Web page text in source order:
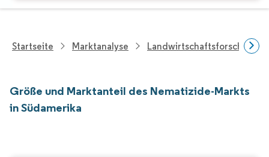
Startseite Marktanalyse Landwirtschaftsforschung
Größe und Marktanteil des Nematizide-Markts
in Südamerika